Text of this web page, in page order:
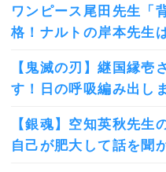
ワンピース尾田先生「
格！ナルトの岸本先生
【鬼滅の刃】継国縁壱
す！日の呼吸編み出し
【銀魂】空知英秋先生
自己が肥大して話を聞